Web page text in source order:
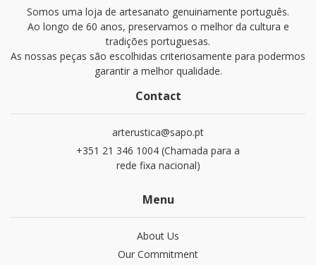
Somos uma loja de artesanato genuinamente português.
Ao longo de 60 anos, preservamos o melhor da cultura e
tradições portuguesas.
As nossas peças são escolhidas criteriosamente para podermos
garantir a melhor qualidade.
Contact
arterustica@sapo.pt
+351 21 346 1004 (Chamada para a
rede fixa nacional)
Menu
About Us
Our Commitment